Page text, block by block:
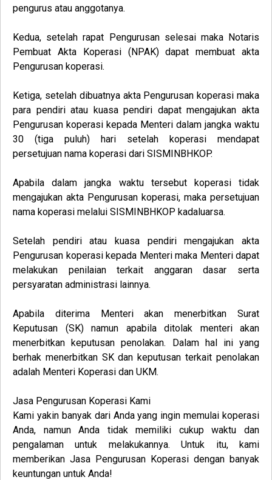
pengurus atau anggotanya.
Kedua, setelah rapat Pengurusan selesai maka Notaris
Pembuat Akta Koperasi (NPAK) dapat membuat akta
Pengurusan koperasi.
Ketiga, setelah dibuatnya akta Pengurusan koperasi maka
para pendiri atau kuasa pendiri dapat mengajukan akta
Pengurusan koperasi kepada Menteri dalam jangka waktu
30 (tiga puluh) hari setelah koperasi mendapat
persetujuan nama koperasi dari SISMINBHKOP.
Apabila dalam jangka waktu tersebut koperasi tidak
mengajukan akta Pengurusan koperasi, maka persetujuan
nama koperasi melalui SISMINBHKOP kadaluarsa.
Setelah pendiri atau kuasa pendiri mengajukan akta
Pengurusan koperasi kepada Menteri maka Menteri dapat
melakukan penilaian terkait anggaran dasar serta
persyaratan administrasi lainnya.
Apabila diterima Menteri akan menerbitkan Surat
Keputusan (SK) namun apabila ditolak menteri akan
menerbitkan keputusan penolakan. Dalam hal ini yang
berhak menerbitkan SK dan keputusan terkait penolakan
adalah Menteri Koperasi dan UKM.
Jasa Pengurusan Koperasi Kami
Kami yakin banyak dari Anda yang ingin memulai koperasi
Anda, namun Anda tidak memiliki cukup waktu dan
pengalaman untuk melakukannya. Untuk itu, kami
memberikan Jasa Pengurusan Koperasi dengan banyak
keuntungan untuk Anda!